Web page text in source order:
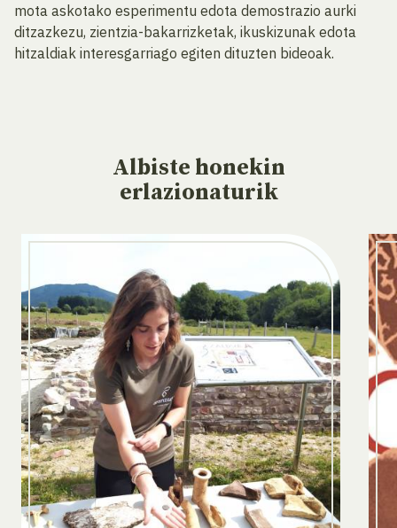
mota askotako esperimentu edota demostrazio aurki
ditzazkezu, zientzia-bakarrizketak, ikuskizunak edota
hitzaldiak interesgarriago egiten dituzten bideoak.
Albiste honekin
erlazionaturik